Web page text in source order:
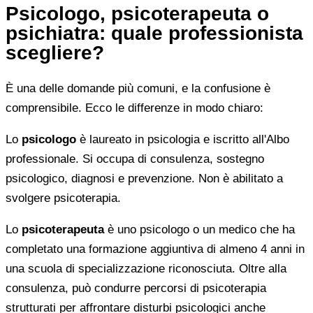
Psicologo, psicoterapeuta o
psichiatra: quale professionista
scegliere?
È una delle domande più comuni, e la confusione è
comprensibile. Ecco le differenze in modo chiaro:
Lo psicologo è laureato in psicologia e iscritto all'Albo
professionale. Si occupa di consulenza, sostegno
psicologico, diagnosi e prevenzione. Non è abilitato a
svolgere psicoterapia.
Lo psicoterapeutaè uno psicologo o un medico che ha
completato una formazione aggiuntiva di almeno 4 anni in
una scuola di specializzazione riconosciuta. Oltre alla
consulenza, può condurre percorsi di psicoterapia
strutturati per affrontare disturbi psicologici anche